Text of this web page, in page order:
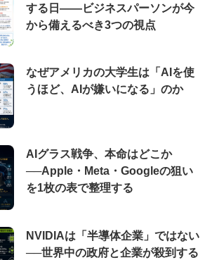
する日——ビジネスパーソンが今
から備えるべき3つの視点
なぜアメリカの大学生は「AIを使
うほど、AIが嫌いになる」のか
AIグラス戦争、本命はどこか
──Apple・Meta・Googleの狙い
を1枚の表で整理する
NVIDIAは「半導体企業」ではない
──世界中の政府と企業が殺到する